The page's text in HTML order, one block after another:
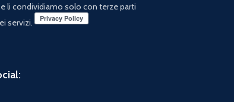
li condividiamo solo con terze parti
servizi.